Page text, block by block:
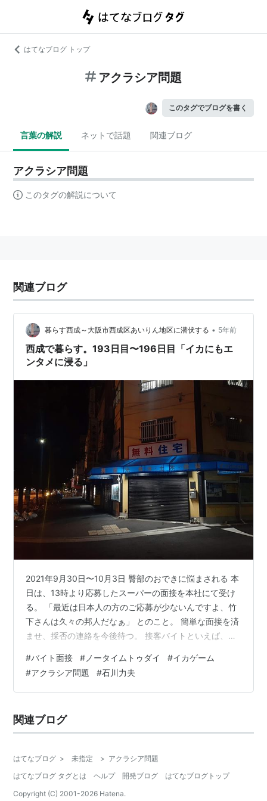
はてなブログ トップ
アクラシア問題
このタグでブログを書く
言葉の解説 ネットで話題 関連ブログ
アクラシア問題
このタグの解説について
関連ブログ
暮らす西成～大阪市西成区あいりん地区に潜伏する • 5年前
西成で暮らす。193日目〜196日目「イカにもエ
ンタメに浸る」
2021年9月30日〜10月3日 臀部のおできに悩まされる 本
日は、13時より応募したスーパーの面接を本社にて受け
る。 「最近は日本人の方のご応募が少ないんですよ、竹
下さんは久々の邦人だなぁ」 とのこと。 簡単な面接を済
ませ、採否の連絡を今後待つ。 接客バイトといえば、学
品店を三日でオサラバ（当時の彼女に給料を取りに行っ
てもらう、という醜態）。そんなトンチキの採用なる
か？46歳の採用なるか？何の期待も薄い人生の終盤であ
るな©︎深沢七郎僕にも弾けた©︎ジャイアント馬場 と快哉
を叫びたいもの。 数週…
#バイト面接 # ノータイムトゥダイ #イカゲーム
#アクラシア問題 #石川力夫
関連ブログ
はてなブログ > 未指定 > アクラシア問題
はてなブログ タグとは
ヘルプ 開発ブログ
はてなブログトップ
Copyright (C) 2001-2026 Hatena.